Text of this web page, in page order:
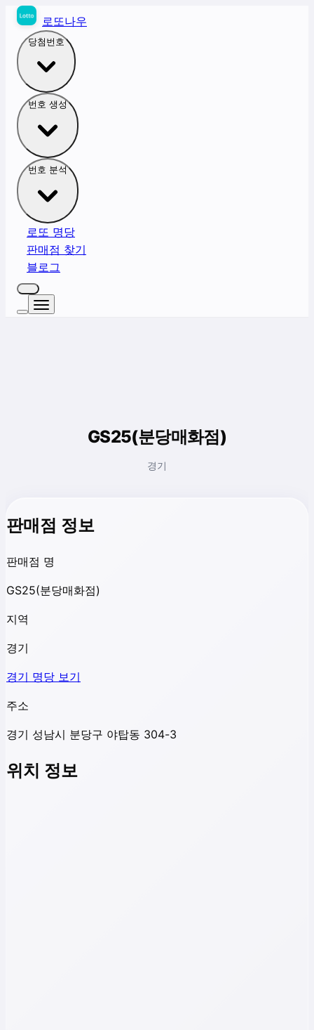
로또나우
당첨번호
번호 생성
번호 분석
로또 명당
판매점 찾기
블로그
GS25(분당매화점)
경기
판매점 정보
판매점 명
GS25(분당매화점)
지역
경기
경기 명당 보기
주소
경기 성남시 분당구 야탑동 304-3
위치 정보